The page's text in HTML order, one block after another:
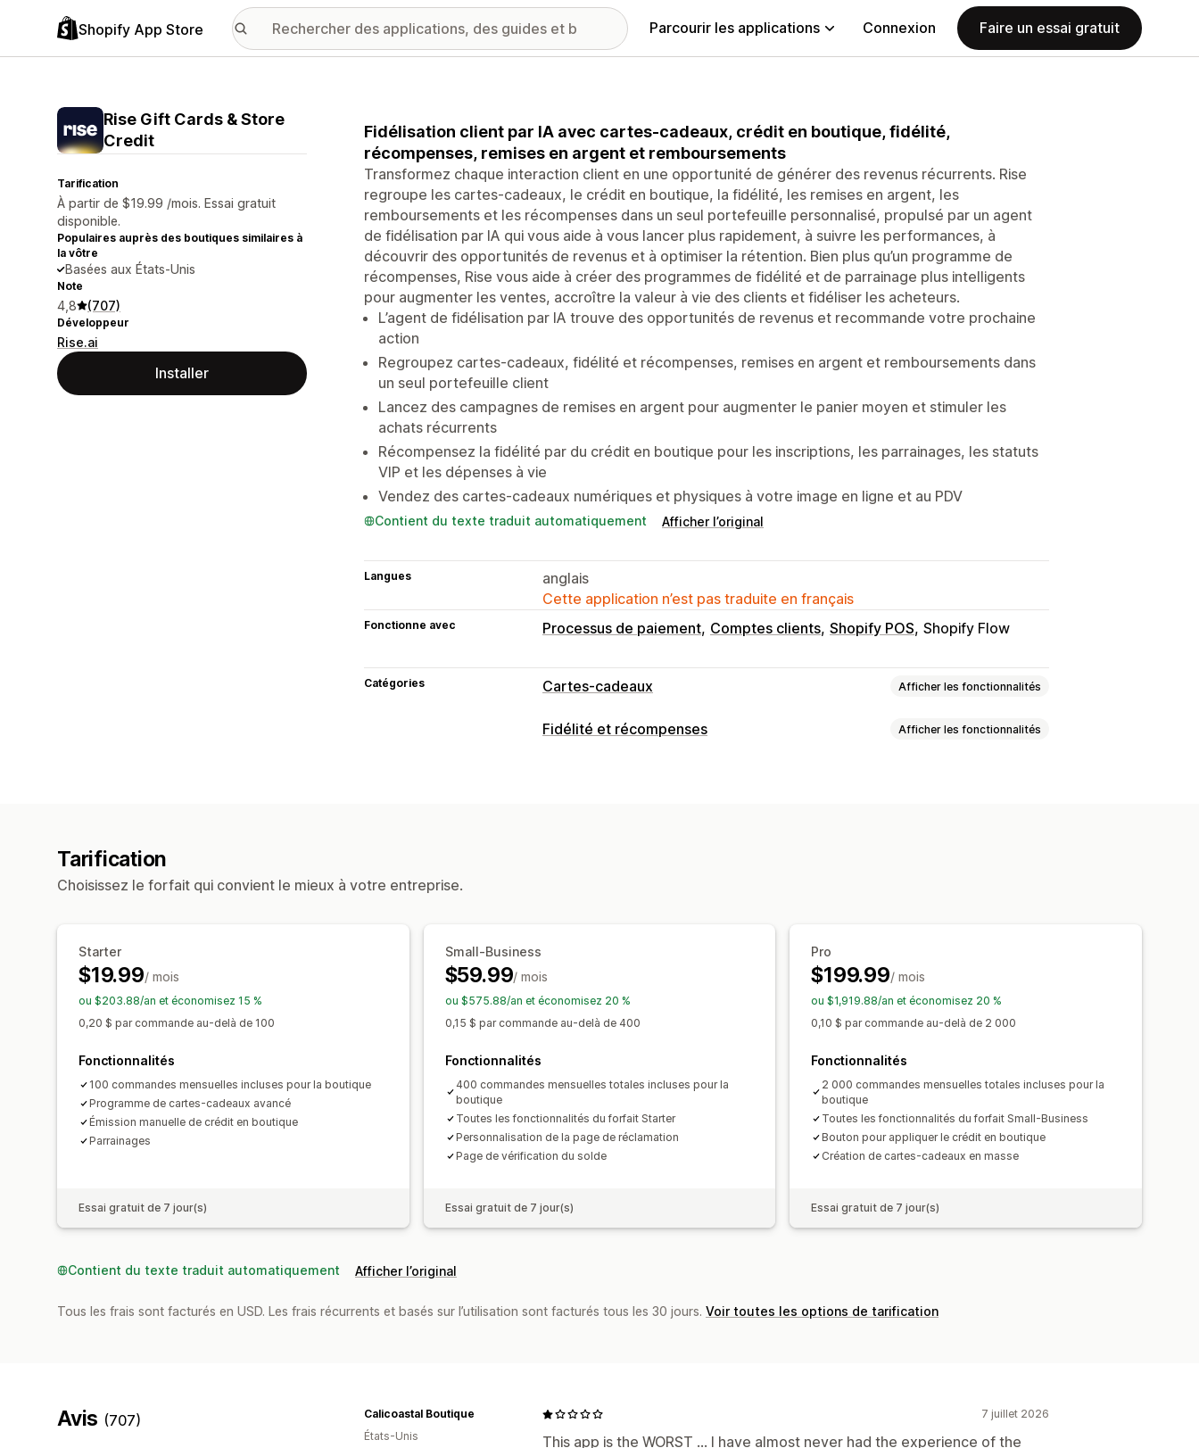
Shopify App Store Parcourir les applications Connexion Faire un essai gratuit
Rise Gift Cards & Store
Credit
Tarification
À partir de $19.99 /mois. Essai gratuit
disponible.
Populaires auprès des boutiques similaires à
la vôtre
Basées aux États-Unis
Note
4,8 (707)
Développeur
Rise.ai
Installer
Fidélisation client par IA avec cartes-cadeaux, crédit en boutique, fidélité,
récompenses, remises en argent et remboursements
Transformez chaque interaction client en une opportunité de générer des revenus récurrents. Rise
regroupe les cartes-cadeaux, le crédit en boutique, la fidélité, les remises en argent, les
remboursements et les récompenses dans un seul portefeuille personnalisé, propulsé par un agent
de fidélisation par IA qui vous aide à vous lancer plus rapidement, à suivre les performances, à
découvrir des opportunités de revenus et à optimiser la rétention. Bien plus qu’un programme de
récompenses, Rise vous aide à créer des programmes de fidélité et de parrainage plus intelligents
pour augmenter les ventes, accroître la valeur à vie des clients et fidéliser les acheteurs.
L’agent de fidélisation par IA trouve des opportunités de revenus et recommande votre prochaine
action
Regroupez cartes-cadeaux, fidélité et récompenses, remises en argent et remboursements dans
un seul portefeuille client
Lancez des campagnes de remises en argent pour augmenter le panier moyen et stimuler les
achats récurrents
Récompensez la fidélité par du crédit en boutique pour les inscriptions, les parrainages, les statuts
VIP et les dépenses à vie
Vendez des cartes-cadeaux numériques et physiques à votre image en ligne et au PDV
Contient du texte traduit automatiquement Afficher l’original
Langues
anglais
Cette application n’est pas traduite en français
Fonctionne avec Processus de paiement Comptes clients Shopify POS Shopify Flow
Catégories Cartes-cadeaux Afficher les fonctionnalités
Types de cartes
E-mail
En personne
Fidélité et récompenses Afficher les fonctionnalités
Remises en espèces
Produits gratuits
Accès en exclusivité
Avantages pour les abonnés Événements
Récompenses personnalisées
Tarification
Choisissez le forfait qui convient le mieux à votre entreprise.
Starter
$19.99/ mois
ou $203.88/an et économisez 15 %
0,20 $ par commande au-delà de 100
Fonctionnalités
100 commandes mensuelles incluses pour la boutique
Programme de cartes-cadeaux avancé
Émission manuelle de crédit en boutique
Parrainages
Essai gratuit de 7 jour(s)
Small-Business
$59.99/ mois
ou $575.88/an et économisez 20 %
0,15 $ par commande au-delà de 400
Fonctionnalités
400 commandes mensuelles totales incluses pour la
boutique
Toutes les fonctionnalités du forfait Starter
Personnalisation de la page de réclamation
Page de vérification du solde
Essai gratuit de 7 jour(s)
Pro
$199.99/ mois
ou $1,919.88/an et économisez 20 %
0,10 $ par commande au-delà de 2 000
Fonctionnalités
2 000 commandes mensuelles totales incluses pour la
boutique
Toutes les fonctionnalités du forfait Small-Business
Bouton pour appliquer le crédit en boutique
Création de cartes-cadeaux en masse
Essai gratuit de 7 jour(s)
Contient du texte traduit automatiquement Afficher l’original
Tous les frais sont facturés en USD. Les frais récurrents et basés sur l’utilisation sont facturés tous les 30 jours. Voir toutes les options de tarification
Avis (707) 7 juillet 2026
This app is the WORST ... I have almost never had the experience of the
Calicoastal Boutique
États-Unis